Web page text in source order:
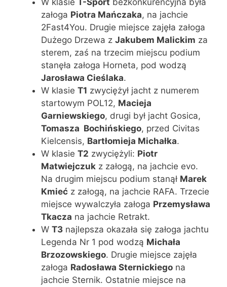
W klasie T-Sport bezkonkurencyjna była
załoga Piotra Mańczaka, na jachcie
2Fast4You. Drugie miejsce zajęła załoga
Dużego Drzewa z Jakubem Malickim za
sterem, zaś na trzecim miejscu podium
stanęła załoga Horneta, pod wodzą
Jarosława Cieślaka.
W klasie T1 zwyciężył jacht z numerem
startowym POL12, Macieja
Garniewskiego, drugi był jacht Gosica,
Tomasza Bochińskiego, przed Civitas
Kielcensis, Bartłomieja Michałka.
W klasie T2 zwyciężyli: Piotr
Matwiejczuk z załogą, na jachcie evo.
Na drugim miejscu podium stanął Marek
Kmieć z załogą, na jachcie RAFA. Trzecie
miejsce wywalczyła załoga Przemysława
Tkacza na jachcie Retrakt.
W T3 najlepsza okazała się załoga jachtu
Legenda Nr 1 pod wodzą Michała
Brzozowskiego. Drugie miejsce zajęła
załoga Radosława Sternickiego na
jachcie Sternik. Ostatnie miejsce na